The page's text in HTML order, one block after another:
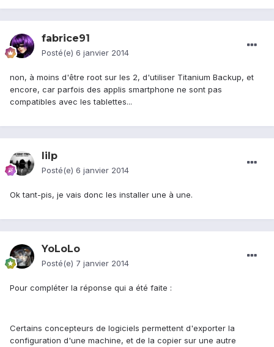
fabrice91
Posté(e) 6 janvier 2014
non, à moins d'être root sur les 2, d'utiliser Titanium Backup, et
encore, car parfois des applis smartphone ne sont pas
compatibles avec les tablettes...
lilp
Posté(e) 6 janvier 2014
Ok tant-pis, je vais donc les installer une à une.
YoLoLo
Posté(e) 7 janvier 2014
Pour compléter la réponse qui a été faite :
Certains concepteurs de logiciels permettent d'exporter la
configuration d'une machine, et de la copier sur une autre